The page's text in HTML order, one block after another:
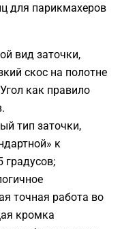
для парикмахеров
вид заточки,
скос на полотне
как правило
тип заточки,
к
градусов;
точная работа во
кромка